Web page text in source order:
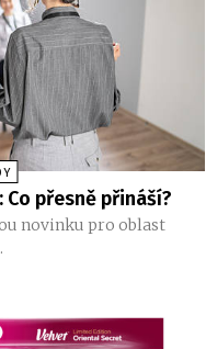
přesně přináší?
novinku pro oblast